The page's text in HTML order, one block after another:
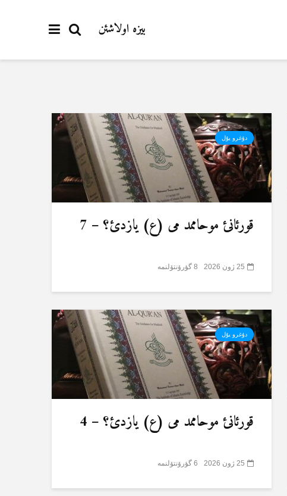
بیزە اولاشئن
دۇغرو یۇل
قورئانئ موحاممد می (ع) یازدئ؟ – 7
25 ژون 2026 8 گؤرۆنتۆلنمە
دۇغرو یۇل
قورئانئ موحاممد می (ع) یازدئ؟ – 4
25 ژون 2026 6 گؤرۆنتۆلنمە